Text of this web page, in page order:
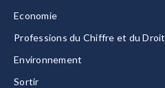
Economie
Professions du Chiffre et du Droit
Environnement
Sortir